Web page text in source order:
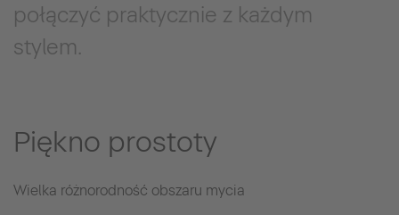
połączyć praktycznie z każdym
stylem.
Piękno prostoty
Wielka różnorodność obszaru mycia